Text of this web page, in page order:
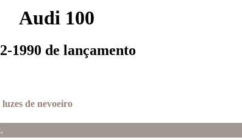
Audi 100
1990 de lançamento
de nevoeiro